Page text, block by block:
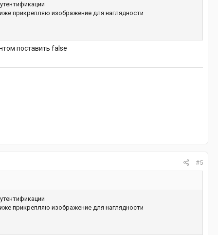
прикрепляю изображение для наглядности
поставить false
#5
прикрепляю изображение для наглядности